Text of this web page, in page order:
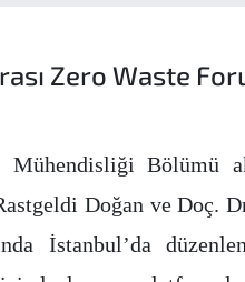
Zero Waste
Bölümü
Doğan ve Doç.
İstanbul’da